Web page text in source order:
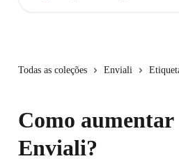
Todas as coleções Enviali
Como
Enviali?